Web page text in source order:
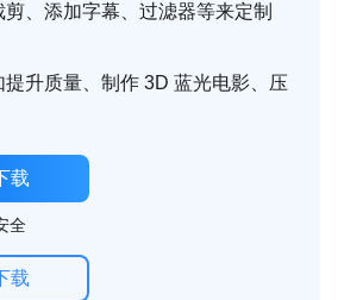
、添加字幕、过滤器等来定制
升质量、制作 3D 蓝光电影、压
载
全
载